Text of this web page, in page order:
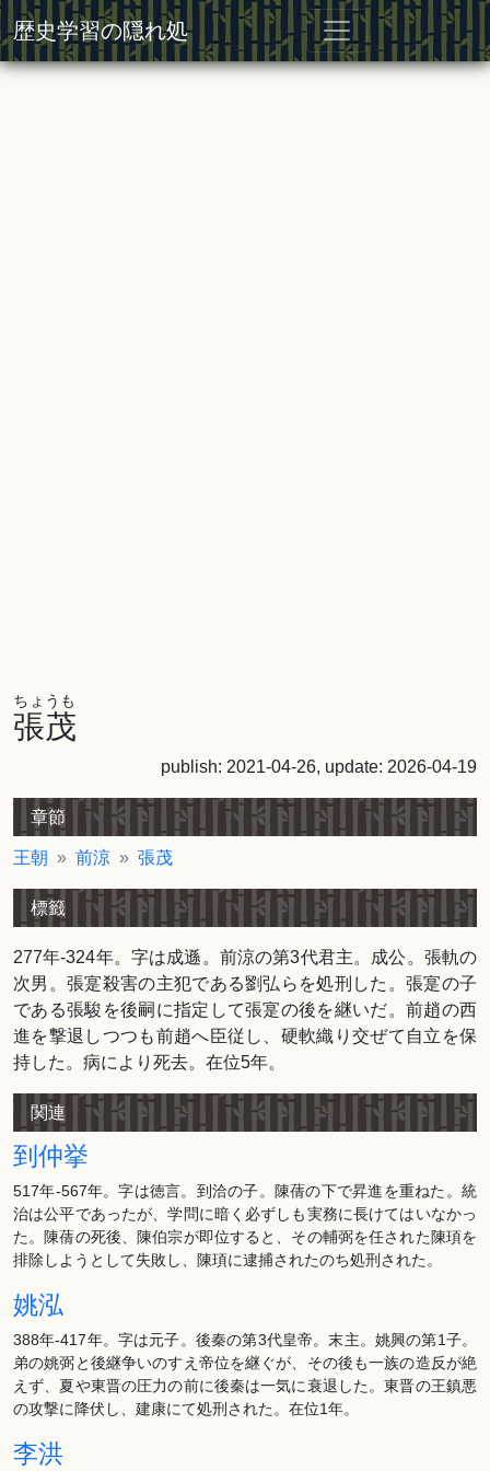
歴史学習の隠れ処
張茂
ちょうも
publish: 2021-04-26, update: 2026-04-19
章節
王朝 前涼 張茂
標籤
277年-324年。字は成遜。前涼の第3代君主。成公。張軌の
次男。張寔殺害の主犯である劉弘らを処刑した。張寔の子
である張駿を後嗣に指定して張寔の後を継いだ。前趙の西
進を撃退しつつも前趙へ臣従し、硬軟織り交ぜて自立を保
持した。病により死去。在位5年。
関連
到仲挙
517年-567年。字は徳言。到洽の子。陳蒨の下で昇進を重ねた。統
治は公平であったが、学問に暗く必ずしも実務に長けてはいなかっ
た。陳蒨の死後、陳伯宗が即位すると、その輔弼を任された陳頊を
排除しようとして失敗し、陳頊に逮捕されたのち処刑された。
姚泓
388年-417年。字は元子。後秦の第3代皇帝。末主。姚興の第1子。
弟の姚弼と後継争いのすえ帝位を継ぐが、その後も一族の造反が絶
えず、夏や東晋の圧力の前に後秦は一気に衰退した。東晋の王鎮悪
の攻撃に降伏し、建康にて処刑された。在位1年。
李洪